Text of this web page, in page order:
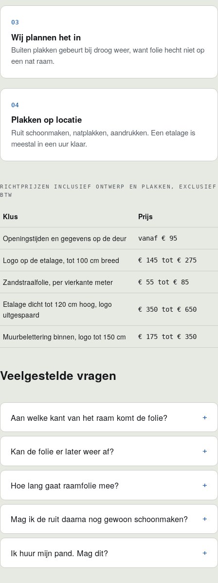
Wij plannen het in
Buiten plakken gebeurt bij droog weer, want folie hecht niet op
een nat raam.
Plakken op locatie
Ruit schoonmaken, natplakken, aandrukken. Een etalage is
meestal in een uur klaar.
RICHTPRIJZEN INCLUSIEF ONTWERP EN PLAKKEN, EXCLUSIEF
BTW
Klus Prijs
Openingstijden en gegevens op de deur vanaf € 95
Logo op de etalage, tot 100 cm breed € 145 tot € 275
Zandstraalfolie, per vierkante meter € 55 tot € 85
Etalage dicht tot 120 cm hoog, logo
uitgespaard
€ 350 tot € 650
Muurbelettering binnen, logo tot 150 cm € 175 tot € 350
Veelgestelde vragen
Aan welke kant van het raam komt de folie?
Kan de folie er later weer af?
Hoe lang gaat raamfolie mee?
Mag ik de ruit daarna nog gewoon schoonmaken?
Ik huur mijn pand. Mag dit?